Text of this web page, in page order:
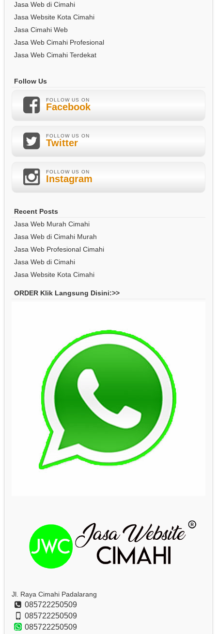
Jasa Web di Cimahi
Jasa Website Kota Cimahi
Jasa Cimahi Web
Jasa Web Cimahi Profesional
Jasa Web Cimahi Terdekat
Follow Us
FOLLOW US ON
Facebook
FOLLOW US ON
Twitter
FOLLOW US ON
Instagram
Recent Posts
Jasa Web Murah Cimahi
Jasa Web di Cimahi Murah
Jasa Web Profesional Cimahi
Jasa Web di Cimahi
Jasa Website Kota Cimahi
ORDER Klik Langsung Disini:>>
Jl. Raya Cimahi Padalarang
085722250509
085722250509
085722250509